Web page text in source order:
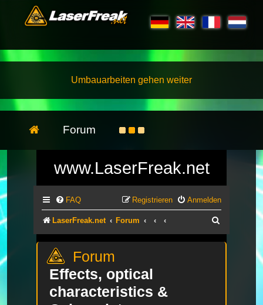
Umbauarbeiten gehen weiter
Forum
www.LaserFreak.net
FAQ Anmelden
Registrieren
LaserFreak.net Forum
Effects, optical
characteristics &